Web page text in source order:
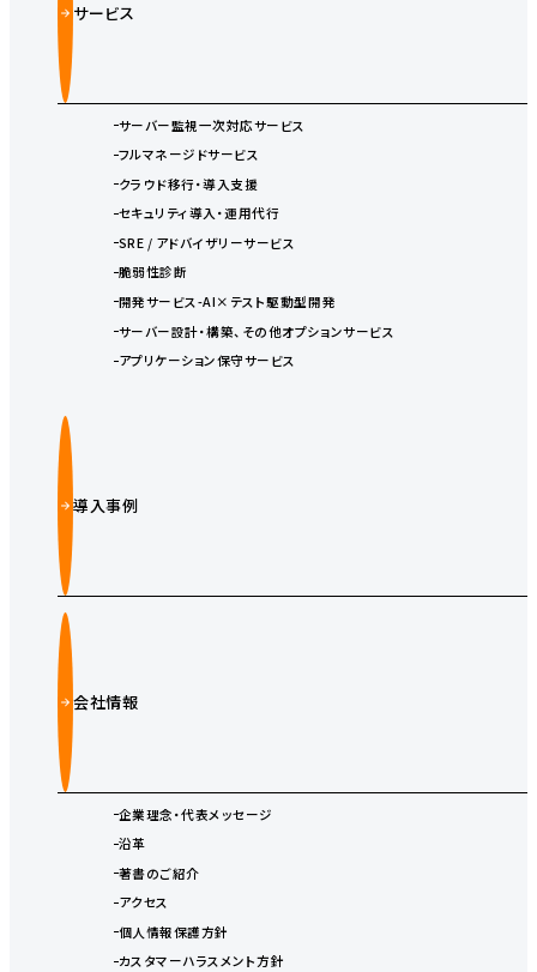
サービス
サーバー監視一次対応サービス
フルマネージドサービス
クラウド移行・導入支援
セキュリティ導入・運用代行
SRE / アドバイザリーサービス
脆弱性診断
開発サービス-AI×テスト駆動型開発
サーバー設計・構築、その他オプションサービス
アプリケーション保守サービス
導入事例
会社情報
企業理念・代表メッセージ
沿革
著書のご紹介
アクセス
個人情報保護方針
カスタマーハラスメント方針